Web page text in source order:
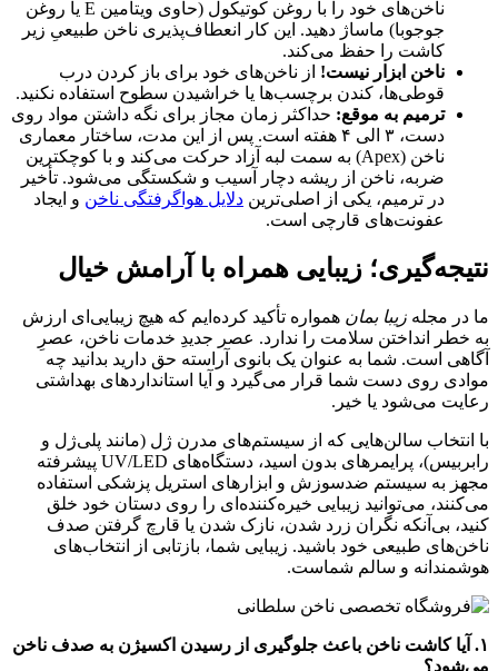
ناخن‌های خود را با روغن کوتیکول (حاوی ویتامین E یا روغن
جوجوبا) ماساژ دهید. این کار انعطاف‌پذیری ناخن طبیعیِ زیر
کاشت را حفظ می‌کند.
ناخن ابزار نیست! از ناخن‌های خود برای باز کردن درب
قوطی‌ها، کندن برچسب‌ها یا خراشیدن سطوح استفاده نکنید.
ترمیم به موقع: حداکثر زمان مجاز برای نگه داشتن مواد روی
دست، ۳ الی ۴ هفته است. پس از این مدت، ساختار معماری
ناخن (Apex) به سمت لبه آزاد حرکت می‌کند و با کوچکترین
ضربه، ناخن از ریشه دچار آسیب و شکستگی می‌شود. تأخیر
در ترمیم، یکی از اصلی‌ترین دلایل هواگرفتگی ناخن و ایجاد
عفونت‌های قارچی است.
نتیجه‌گیری؛ زیبایی همراه با آرامش خیال
ما در مجله زیبا بمان همواره تأکید کرده‌ایم که هیچ زیبایی‌ای ارزش
به خطر انداختن سلامت را ندارد. عصر جدیدِ خدمات ناخن، عصرِ
آگاهی است. شما به عنوان یک بانوی آراسته حق دارید بدانید چه
موادی روی دست شما قرار می‌گیرد و آیا استانداردهای بهداشتی
رعایت می‌شود یا خیر.
با انتخاب سالن‌هایی که از سیستم‌های مدرن ژل (مانند پلی‌ژل و
رابربیس)، پرایمرهای بدون اسید، دستگاه‌های UV/LED پیشرفته
مجهز به سیستم ضدسوزش و ابزارهای استریل پزشکی استفاده
می‌کنند، می‌توانید زیبایی خیره‌کننده‌ای را روی دستان خود خلق
کنید، بی‌آنکه نگران زرد شدن، نازک شدن یا قارچ گرفتن صدف
ناخن‌های طبیعی خود باشید. زیبایی شما، بازتابی از انتخاب‌های
هوشمندانه و سالم شماست.
۱. آیا کاشت ناخن باعث جلوگیری از رسیدن اکسیژن به صدف ناخن
می‌شود؟